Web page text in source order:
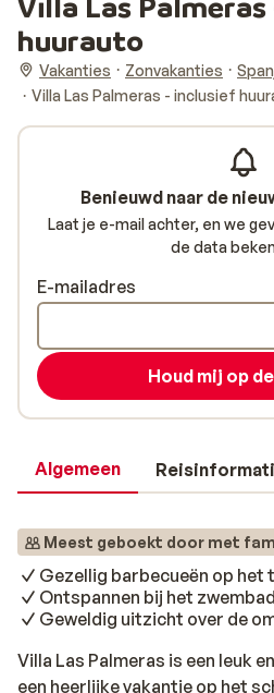
huurauto
Vakanties Zonvakanties
Villa Las Palmeras - inclusief
Algemeen
Meest geboekt door met
Gezellig barbecueën op het
Ontspannen bij het zwembad
Geweldig uitzicht over de
Villa Las Palmeras is een leuk
een heerlijke vakantie op het
Benieuwd naar de
Laat je e-mail achter, en we
de data
E-mailadres
Houd mij op